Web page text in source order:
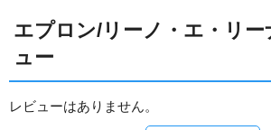
エプロン/リーノ・エ・リ
ュー
レビューはありません。